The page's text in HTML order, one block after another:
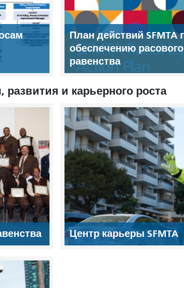
План действий SFMTA
обеспечению расового
равенства
и карьерного роста
Центр карьеры SFMTA